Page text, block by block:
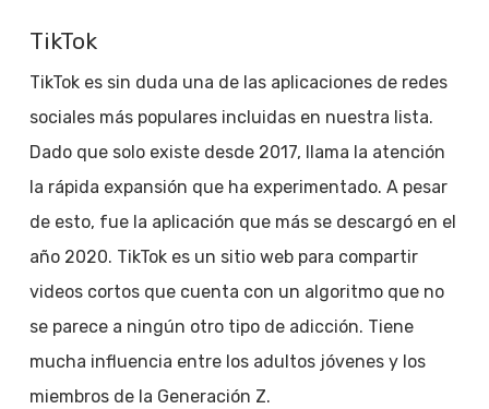
TikTok
TikTok es sin duda una de las aplicaciones de redes
sociales más populares incluidas en nuestra lista.
Dado que solo existe desde 2017, llama la atención
la rápida expansión que ha experimentado. A pesar
de esto, fue la aplicación que más se descargó en el
año 2020. TikTok es un sitio web para compartir
videos cortos que cuenta con un algoritmo que no
se parece a ningún otro tipo de adicción. Tiene
mucha influencia entre los adultos jóvenes y los
miembros de la Generación Z.